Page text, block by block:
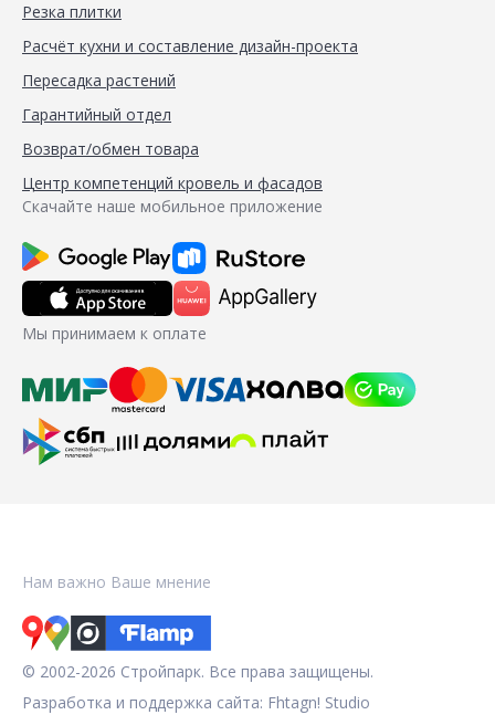
Резка плитки
Расчёт кухни и составление дизайн-проекта
Пересадка растений
Гарантийный отдел
Возврат/обмен товара
Центр компетенций кровель и фасадов
Скачайте наше мобильное приложение
Мы принимаем к оплате
Нам важно Ваше мнение
© 2002-2026 Стройпарк. Все права защищены.
Разработка и поддержка сайта: Fhtagn! Studio